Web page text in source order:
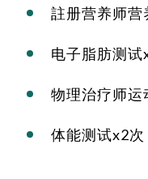
註册营养师营
电子脂肪测试
物理治疗师运
体能测试x2次